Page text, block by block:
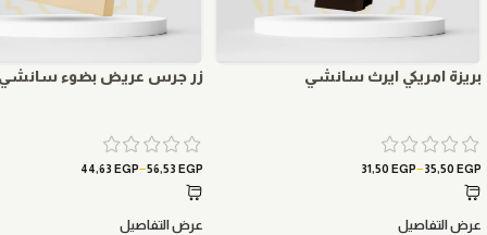
بريزة امريكي ايرث سانشي
31,50 EGP–35,50 EGP
عرض التفاصيل
زر جرس عريض بضوء
44,63 EGP–56,53 EGP
عرض التفاصيل